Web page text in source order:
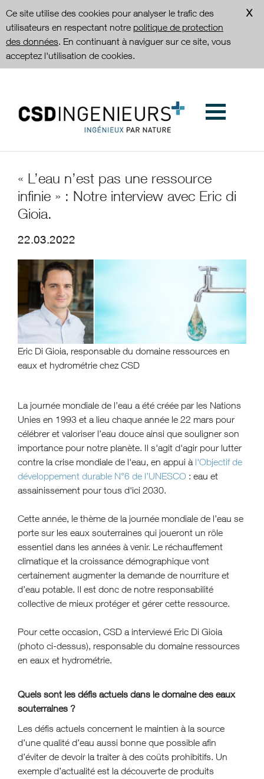
Ce site utilise des cookies pour analyser le trafic des
utilisateurs en respectant notre politique de protection
des données. En continuant à naviguer sur ce site, vous
acceptez l'utilisation de cookies.
« L’eau n’est pas une ressource
infinie » : Notre interview avec Eric di
Gioia.
22.03.2022
Eric Di Gioia, responsable du domaine ressources en
eaux et hydrométrie chez CSD
La journée mondiale de l’eau a été créée par les Nations
Unies en 1993 et a lieu chaque année le 22 mars pour
célébrer et valoriser l’eau douce ainsi que souligner son
importance pour notre planète. Il s'agit d'agir pour lutter
contre la crise mondiale de l'eau, en appui à l'Objectif de
développement durable N°6 de l’UNESCO : eau et
assainissement pour tous d'ici 2030.
Cette année, le thème de la journée mondiale de l’eau se
porte sur les eaux souterraines qui joueront un rôle
essentiel dans les années à venir. Le réchauffement
climatique et la croissance démographique vont
certainement augmenter la demande de nourriture et
d’eau potable. Il est donc de notre responsabilité
collective de mieux protéger et gérer cette ressource.
Pour cette occasion, CSD a interviewé Eric Di Gioia
(photo ci-dessus), responsable du domaine ressources
en eaux et hydrométrie.
Quels sont les défis actuels dans le domaine des eaux
souterraines ?
Les défis actuels concernent le maintien à la source
d’une qualité d’eau aussi bonne que possible afin
d’éviter de devoir la traiter à des coûts prohibitifs. Un
exemple d’actualité est la découverte de produits